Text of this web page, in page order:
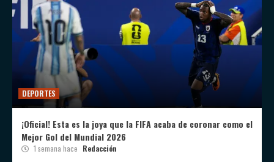
DEPORTES
¡Oficial! Esta es la joya que la FIFA acaba de coronar como el
Mejor Gol del Mundial 2026
1 semana hace Redacción